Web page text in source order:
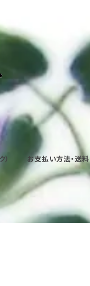
お支払い方法・送料